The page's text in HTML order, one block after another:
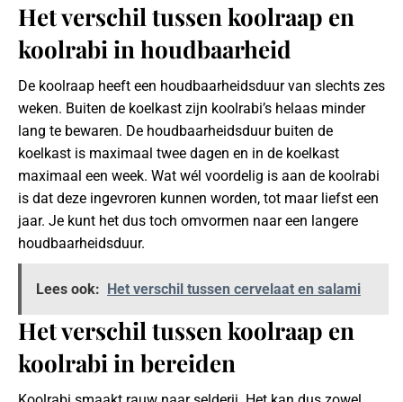
Het verschil tussen koolraap en
koolrabi in houdbaarheid
De koolraap heeft een houdbaarheidsduur van slechts zes
weken. Buiten de koelkast zijn koolrabi’s helaas minder
lang te bewaren. De houdbaarheidsduur buiten de
koelkast is maximaal twee dagen en in de koelkast
maximaal een week. Wat wél voordelig is aan de koolrabi
is dat deze ingevroren kunnen worden, tot maar liefst een
jaar. Je kunt het dus toch omvormen naar een langere
houdbaarheidsduur.
Lees ook: Het verschil tussen cervelaat en salami
Het verschil tussen koolraap en
koolrabi in bereiden